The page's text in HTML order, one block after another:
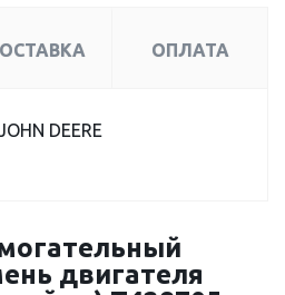
ОПЛАТА
DEERE
двигателя